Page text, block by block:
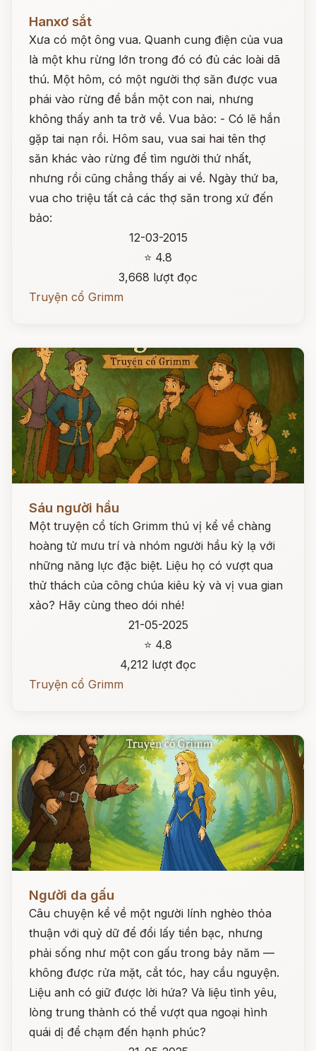
Hanxơ sắt
Xưa có một ông vua. Quanh cung điện của vua
là một khu rừng lớn trong đó có đủ các loài dã
thú. Một hôm, có một người thợ săn được vua
phái vào rừng để bắn một con nai, nhưng
không thấy anh ta trở về. Vua bảo: - Có lẽ hắn
gặp tai nạn rồi. Hôm sau, vua sai hai tên thợ
săn khác vào rừng để tìm người thứ nhất,
nhưng rồi cũng chẳng thấy ai về. Ngày thứ ba,
vua cho triệu tất cả các thợ săn trong xứ đến
bảo:
12-03-2015
⭐ 4.8
3,668 lượt đọc
Truyện cổ Grimm
Sáu người hầu
Một truyện cổ tích Grimm thú vị kể về chàng
hoàng tử mưu trí và nhóm người hầu kỳ lạ với
những năng lực đặc biệt. Liệu họ có vượt qua
thử thách của công chúa kiêu kỳ và vị vua gian
xảo? Hãy cùng theo dói nhé!
21-05-2025
⭐ 4.8
4,212 lượt đọc
Truyện cổ Grimm
Người da gấu
Câu chuyện kể về một người lính nghèo thỏa
thuận với quỷ dữ để đổi lấy tiền bạc, nhưng
phải sống như một con gấu trong bảy năm —
không được rửa mặt, cắt tóc, hay cầu nguyện.
Liệu anh có giữ được lời hứa? Và liệu tình yêu,
lòng trung thành có thể vượt qua ngoại hình
quái dị để chạm đến hạnh phúc?